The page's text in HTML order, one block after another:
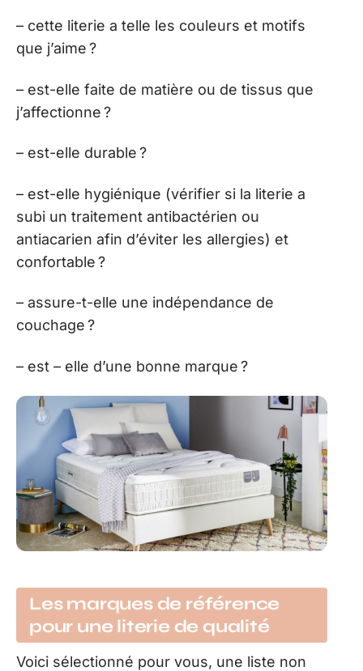
– cette literie a telle les couleurs et motifs
que j’aime ?
– est-elle faite de matière ou de tissus que
j’affectionne ?
– est-elle durable ?
– est-elle hygiénique (vérifier si la literie a
subi un traitement antibactérien ou
antiacarien afin d’éviter les allergies) et
confortable ?
– assure-t-elle une indépendance de
couchage ?
– est – elle d’une bonne marque ?
Les marques de référence
pour une literie de qualité
Voici sélectionné pour vous, une liste non